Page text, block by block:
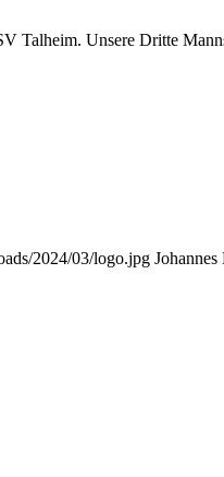
Talheim. Unsere Dritte
2024/03/logo.jpg Johannes